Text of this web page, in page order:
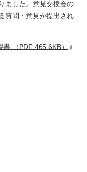
ました。意見交換会の
質問・意見が提出され
（PDF 465.6KB）